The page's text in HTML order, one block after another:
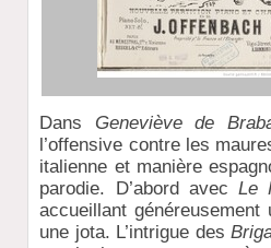
Dans Geneviève de
l’offensive contre les
italienne et manière
parodie. D’abord avec Le
accueillant généreusement
une jota. L’intrigue des